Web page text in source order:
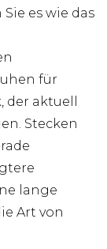
es wie das
für
aktuell
Stecken
lange
Art von